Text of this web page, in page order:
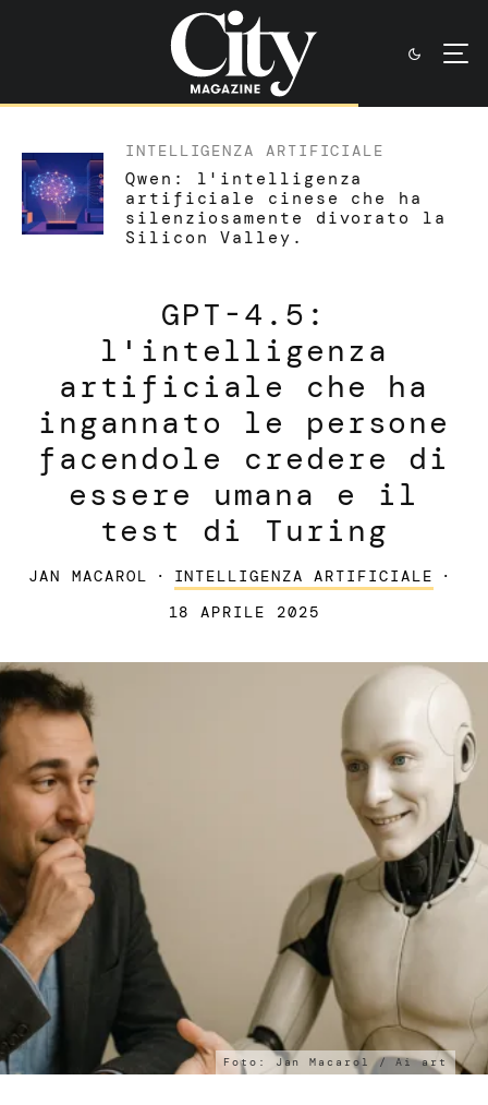
INTELLIGENZA ARTIFICIALE
Qwen: l'intelligenza
artificiale cinese che ha
silenziosamente divorato la
Silicon Valley.
GPT-4.5:
l'intelligenza
artificiale che ha
ingannato le persone
facendole credere di
essere umana e il
test di Turing
JAN MACAROL · INTELLIGENZA ARTIFICIALE
·
18 APRILE 2025
Foto: Jan Macarol / Ai art